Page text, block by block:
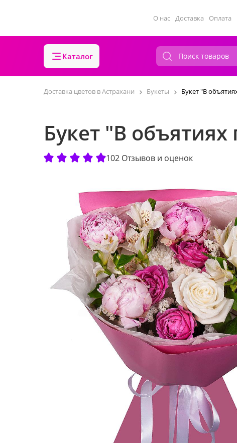
О нас Доставка Оплата
Каталог
Доставка цветов в Астрахани Букеты Букет "В
Букет "В
102 Отзывов и оценок